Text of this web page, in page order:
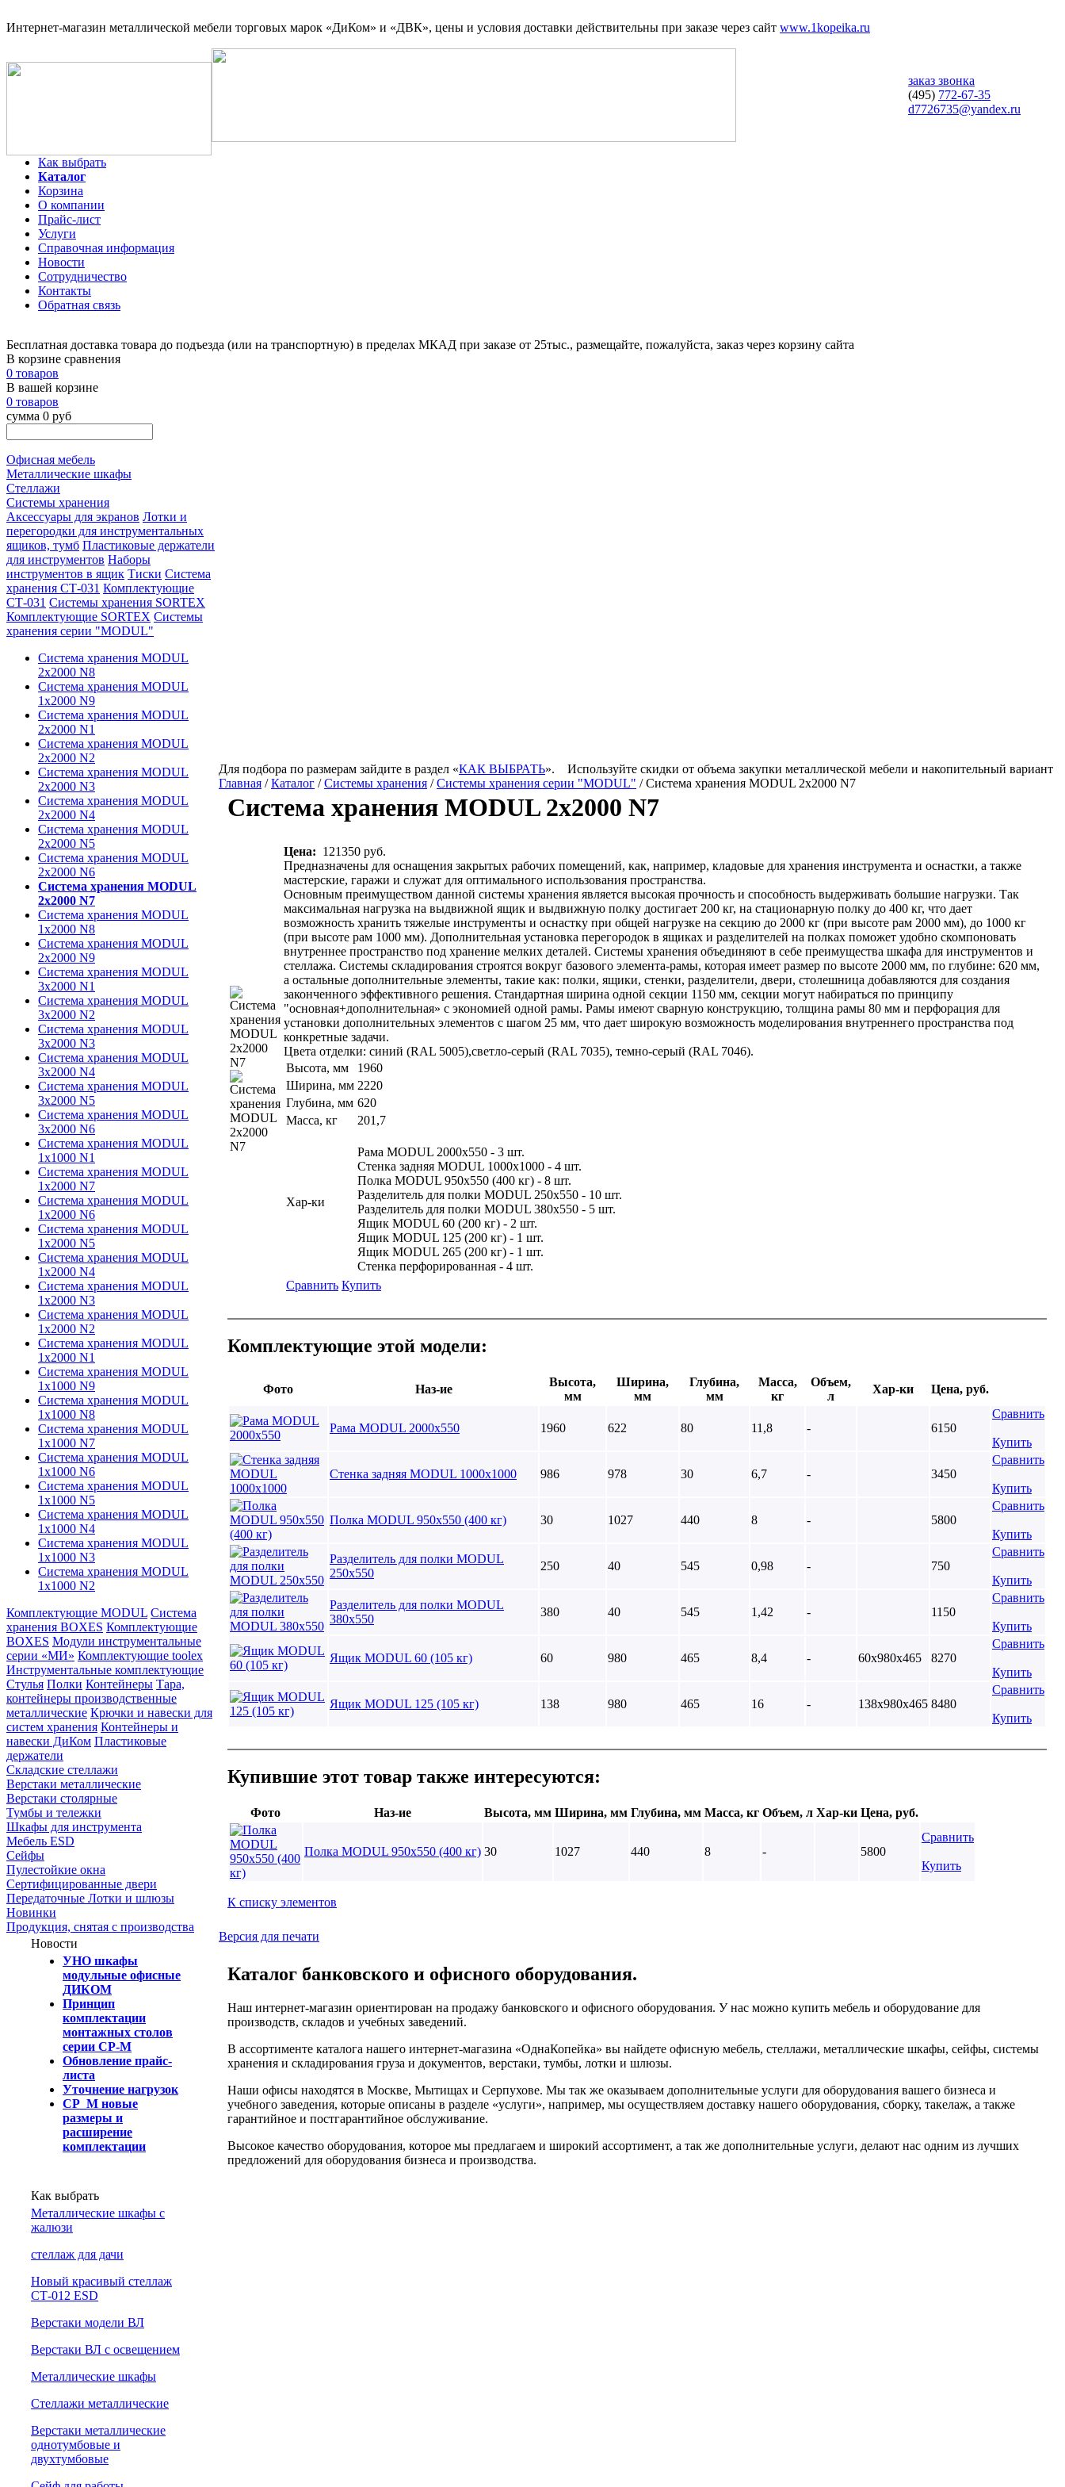
Интернет-магазин металлической мебели торговых марок «ДиКом» и «ДВК», цены и условия доставки действительны при заказе через сайт www.1kopeika.ru
заказ звонка
(495) 772-67-35
d7726735@yandex.ru
Как выбрать
Каталог
Корзина
О компании
Прайс-лист
Услуги
Справочная информация
Новости
Сотрудничество
Контакты
Обратная связь
Бесплатная доставка товара до подъезда (или на транспортную) в пределах МКАД при заказе от 25тыс., размещайте, пожалуйста, заказ через корзину сайта
В корзине сравнения
0 товаров
В вашей корзине
0 товаров
сумма 0 руб
Офисная мебель
Металлические шкафы
Стеллажи
Системы хранения
Аксессуары для экранов Лотки и
перегородки для инструментальных
ящиков, тумб Пластиковые держатели
для инструментов Наборы
инструментов в ящик Тиски Система
хранения СТ-031 Комплектующие
СТ-031 Системы хранения SORTEX
Комплектующие SORTEX Системы
хранения серии "MODUL"
Система хранения MODUL
2х2000 N8
Система хранения MODUL
1х2000 N9
Система хранения MODUL
2х2000 N1
Система хранения MODUL
2х2000 N2
Система хранения MODUL
2х2000 N3
Система хранения MODUL
2х2000 N4
Система хранения MODUL
2х2000 N5
Система хранения MODUL
2х2000 N6
Система хранения MODUL
2х2000 N7
Система хранения MODUL
1х2000 N8
Система хранения MODUL
2х2000 N9
Система хранения MODUL
3х2000 N1
Система хранения MODUL
3х2000 N2
Система хранения MODUL
3х2000 N3
Система хранения MODUL
3х2000 N4
Система хранения MODUL
3х2000 N5
Система хранения MODUL
3х2000 N6
Система хранения MODUL
1х1000 N1
Система хранения MODUL
1х2000 N7
Система хранения MODUL
1х2000 N6
Система хранения MODUL
1х2000 N5
Система хранения MODUL
1х2000 N4
Система хранения MODUL
1х2000 N3
Система хранения MODUL
1х2000 N2
Система хранения MODUL
1х2000 N1
Система хранения MODUL
1х1000 N9
Система хранения MODUL
1х1000 N8
Система хранения MODUL
1х1000 N7
Система хранения MODUL
1х1000 N6
Система хранения MODUL
1х1000 N5
Система хранения MODUL
1х1000 N4
Система хранения MODUL
1х1000 N3
Система хранения MODUL
1х1000 N2
Комплектующие MODUL Система
хранения BOXES Комплектующие
BOXES Модули инструментальные
серии «МИ» Комплектующие toolex
Инструментальные комплектующие
Стулья Полки Контейнеры Тара,
контейнеры производственные
металлические Крючки и навески для
систем хранения Контейнеры и
навески ДиКом Пластиковые
держатели
Складские стеллажи
Верстаки металлические
Верстаки столярные
Тумбы и тележки
Шкафы для инструмента
Мебель ESD
Сейфы
Пулестойкие окна
Сертифицированные двери
Передаточные Лотки и шлюзы
Новинки
Продукция, снятая с производства
Новости
УНО шкафы
модульные офисные
ДИКОМ
Принцип
комплектации
монтажных столов
серии СР-М
Обновление прайс-
листа
Уточнение нагрузок
СР_М новые
размеры и
расширение
комплектации
Как выбрать
Металлические шкафы с
жалюзи
cтеллаж для дачи
Новый красивый стеллаж
СТ-012 ESD
Верстаки модели ВЛ
Верстаки ВЛ с освещением
Металлические шкафы
Стеллажи металлические
Верстаки металлические
однотумбовые и
двухтумбовые
Для подбора по размерам зайдите в раздел «КАК ВЫБРАТЬ».
Используйте скидки от объема закупки металлической мебели и накопительный вариант
Главная /Каталог /Системы хранения /Системы хранения серии "MODUL" / Система хранения MODUL 2х2000 N7
Система хранения MODUL 2х2000 N7
Цена: 121350 руб.
Предназначены для оснащения закрытых рабочих помещений, как, например, кладовые для хранения инструмента и оснастки, а также
мастерские, гаражи и служат для оптимального использования пространства.
Основным преимуществом данной системы хранения является высокая прочность и способность выдерживать большие нагрузки. Так
максимальная нагрузка на выдвижной ящик и выдвижную полку достигает 200 кг, на стационарную полку до 400 кг, что дает
возможность хранить тяжелые инструменты и оснастку при общей нагрузке на секцию до 2000 кг (при высоте рам 2000 мм), до 1000 кг
(при высоте рам 1000 мм). Дополнительная установка перегородок в ящиках и разделителей на полках поможет удобно скомпоновать
внутреннее пространство под хранение мелких деталей. Системы хранения объединяют в себе преимущества шкафа для инструментов и
стеллажа. Системы складирования строятся вокруг базового элемента-рамы, которая имеет размер по высоте 2000 мм, по глубине: 620 мм,
а остальные дополнительные элементы, такие как: полки, ящики, стенки, разделители, двери, столешница добавляются для создания
законченного эффективного решения. Стандартная ширина одной секции 1150 мм, секции могут набираться по принципу
"основная+дополнительная» с экономией одной рамы. Рамы имеют сварную конструкцию, толщина рамы 80 мм и перфорация для
установки дополнительных элементов с шагом 25 мм, что дает широкую возможность моделирования внутреннего пространства под
конкретные задачи.
Цвета отделки: синий (RAL 5005),светло-серый (RAL 7035), темно-серый (RAL 7046).
Высота, мм
1960
Ширина, мм 2220
Глубина, мм 620
Масса, кг
201,7
Хар-ки
Рама MODUL 2000х550 - 3 шт.
Стенка задняя MODUL 1000х1000 - 4 шт.
Полка MODUL 950х550 (400 кг) - 8 шт.
Разделитель для полки MODUL 250х550 - 10 шт.
Разделитель для полки MODUL 380х550 - 5 шт.
Ящик MODUL 60 (200 кг) - 2 шт.
Ящик MODUL 125 (200 кг) - 1 шт.
Ящик MODUL 265 (200 кг) - 1 шт.
Стенка перфорированная - 4 шт.
Сравнить Купить
Комплектующие этой модели:
Фото Наз-ие
Высота,
мм
Ширина,
мм
Глубина,
мм
Масса,
кг
Объем,
л
Хар-ки Цена, руб.
Рама MODUL 2000х550 1960 622 80 11,8 - 6150
Сравнить
Купить
Стенка задняя MODUL 1000х1000 986 978 30 6,7 - 3450
Сравнить
Купить
Полка MODUL 950х550 (400 кг) 30 1027 440 8 - 5800
Сравнить
Купить
Разделитель для полки MODUL
250х550
250 40 545 0,98 - 750
Сравнить
Купить
Разделитель для полки MODUL
380х550
380 40 545 1,42 - 1150
Сравнить
Купить
Ящик MODUL 60 (105 кг) 60 980 465 8,4 - 60х980х465 8270
Сравнить
Купить
Ящик MODUL 125 (105 кг) 138 980 465 16 - 138х980х465 8480
Сравнить
Купить
Купившие этот товар также интересуются:
Фото Наз-ие Высота, мм Ширина, мм Глубина, мм Масса, кг Объем, л Хар-ки Цена, руб.
Полка MODUL 950х550 (400 кг) 30 1027 440 8 - 5800
Сравнить
Купить
К списку элементов
Версия для печати
Каталог банковского и офисного оборудования.
Наш интернет-магазин ориентирован на продажу банковского и офисного оборудования. У нас можно купить мебель и оборудование для
производств, складов и учебных заведений.
В ассортименте каталога нашего интернет-магазина «ОднаКопейка» вы найдете офисную мебель, стеллажи, металлические шкафы, сейфы, системы
хранения и складирования груза и документов, верстаки, тумбы, лотки и шлюзы.
Наши офисы находятся в Москве, Мытищах и Серпухове. Мы так же оказываем дополнительные услуги для оборудования вашего бизнеса и
учебного заведения, которые описаны в разделе «услуги», например, мы осуществляем доставку нашего оборудования, сборку, такелаж, а также
гарантийное и постгарантийное обслуживание.
Высокое качество оборудования, которое мы предлагаем и широкий ассортимент, а так же дополнительные услуги, делают нас одним из лучших
предложений для оборудования бизнеса и производства.